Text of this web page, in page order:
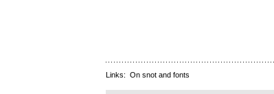
Links: On snot and fonts